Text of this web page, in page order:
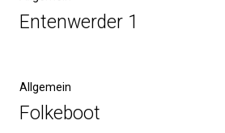
Entenwerder 1
Allgemein
Folkeboot